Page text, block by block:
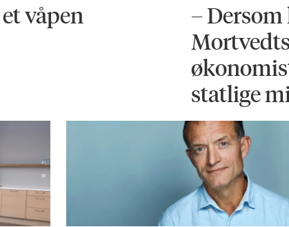
våpen
–
statlige